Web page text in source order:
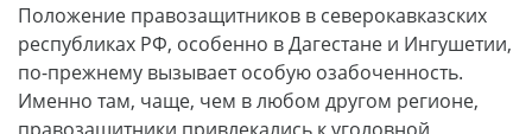
Положение правозащитников в северокавказских
республиках РФ, особенно в Дагестане и Ингушетии,
по-прежнему вызывает особую озабоченность.
Именно там, чаще, чем в любом другом регионе,